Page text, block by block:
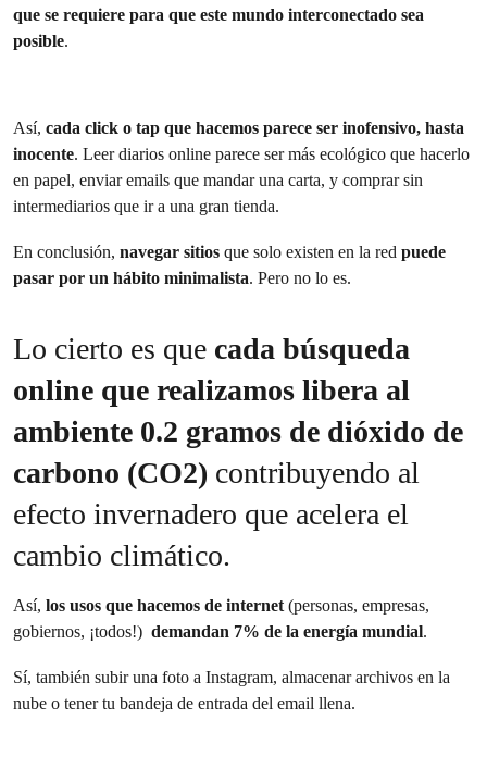
que se requiere para que este mundo interconectado sea
posible.
Así, cada click o tap que hacemos parece ser inofensivo, hasta
inocente. Leer diarios online parece ser más ecológico que hacerlo
en papel, enviar emails que mandar una carta, y comprar sin
intermediarios que ir a una gran tienda.
En conclusión, navegar sitios que solo existen en la red puede
pasar por un hábito minimalista. Pero no lo es.
Lo cierto es que cada búsqueda
online que realizamos libera al
ambiente 0.2 gramos de dióxido de
carbono (CO2) contribuyendo al
efecto invernadero que acelera el
cambio climático.
Así, los usos que hacemos de internet(personas, empresas,
gobiernos, ¡todos!) demandan 7% de la energía mundial.
Sí, también subir una foto a Instagram, almacenar archivos en la
nube o tener tu bandeja de entrada del email llena.